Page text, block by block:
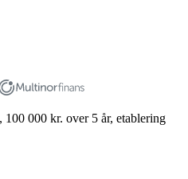
000 kr. over 5 år, etablering